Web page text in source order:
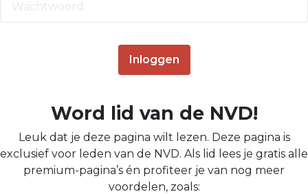
Inloggen
Word lid van de NVD!
Leuk dat je deze pagina wilt lezen. Deze pagina is
exclusief voor leden van de NVD. Als lid lees je gratis alle
premium-pagina’s én profiteer je van nog meer
voordelen, zoals: